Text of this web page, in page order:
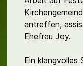
antreffen,
Ehefrau Joy.
Ein klangvolles